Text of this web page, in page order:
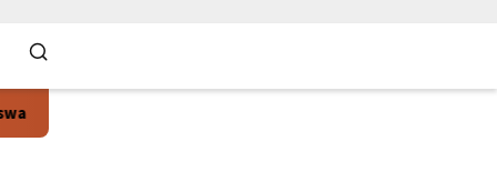
1 Tualang Lolos SNBT 2026, Dominasi Universitas Riau dan